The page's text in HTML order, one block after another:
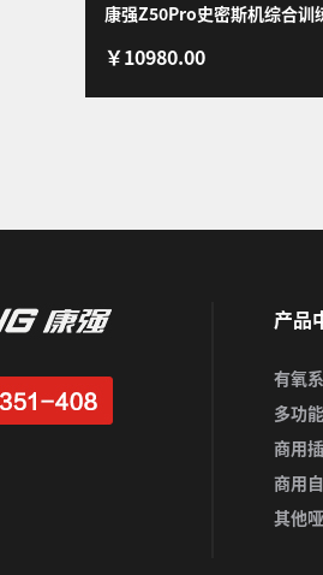
康强Z50Pro史密斯机综合训
功能力量器械家用健身器材
Z50Pro推胸夹胸-旗舰版
￥10980.00
产品
有氧
多功
商用
商用
其他